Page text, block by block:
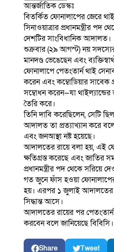
আন্তর্জাতিক ডেস্কঃ
বিতর্কিত ফোনালাপের জেরে
সিনাওয়াত্রার প্রধানমন্ত্রীর
দেশটির সাংবিধানিক আদালত।
শুক্রবার (২৯ আগস্ট) নয়
মানদণ্ড ভেঙেছেন এবং
ফোনালাপে পেতংতার্ন থাই
করেন এবং কম্বোডিয়ার সাবেক
সম্বোধন করেন—যা থাইল্যান্ডের
তৈরি করে।
তিনি দাবি করেছিলেন, সেটি
আদালত তা প্রত্যাখ্যান করে
এবং জনআস্থা নষ্ট হয়েছে।
আদালতের রায়ে বলা হয়, এই
ক্ষতিগ্রস্ত করেছে এবং জাতির
প্রধানমন্ত্রীর পদ থেকে সরিয়ে
গত জুনে ফাঁস হওয়া
হয়। এরপর ১ জুলাই আদালতের
সিদ্ধান্ত আসে।
আদালতের রায়ের পর
করবেন বলে জানিয়েছে বিবিসি।
Share Tweet